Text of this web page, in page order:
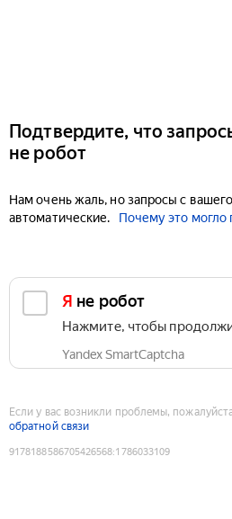
Подтвердите, что
не робот
Нам очень жаль, но запросы с
автоматические.
Почему это могло
Я не робот
Нажмите, чтобы
Yandex SmartCaptcha
Если у вас возникли проблемы,
обратной связи
9178188586705426568:1786033109